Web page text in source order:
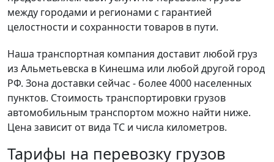
между городами и регионами с гарантией
целостности и сохранности товаров в пути.
Наша транспортная компания доставит любой груз
из Альметьевска в Кинешма или любой другой город
РФ. Зона доставки сейчас - более 4000 населенных
пунктов. Стоимость транспортировки грузов
автомобильным транспортом можно найти ниже.
Цена зависит от вида ТС и числа километров.
Тарифы на перевозку грузов